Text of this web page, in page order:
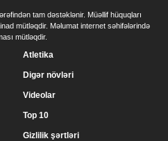
tam dəstəklənir. Müəllif hüquqları
mütləqdir. Məlumat internet səhifələrində
mütləqdir.
Atletika
Digər növləri
Videolar
Top 10
Gizlilik şərtləri